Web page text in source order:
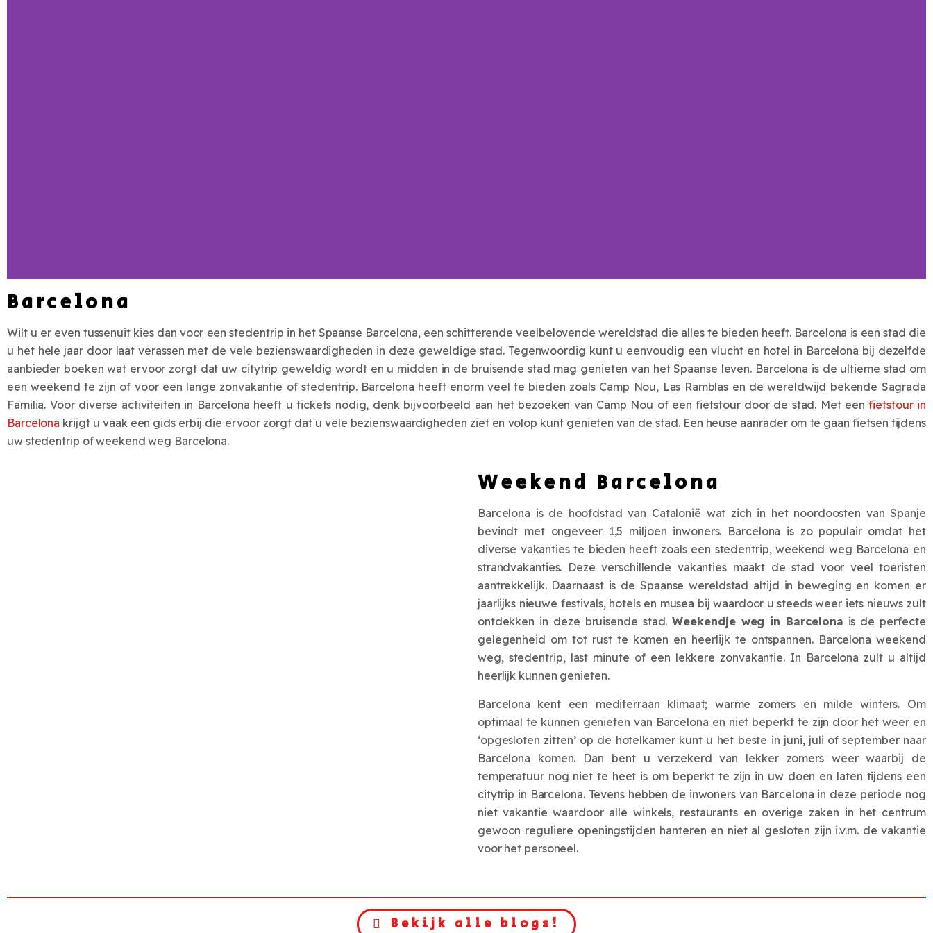
Barcelona
Wilt u er even tussenuit kies dan voor een stedentrip in het Spaanse Barcelona, een schitterende veelbelovende wereldstad die alles te bieden heeft. Barcelona is een stad die
u het hele jaar door laat verassen met de vele bezienswaardigheden in deze geweldige stad. Tegenwoordig kunt u eenvoudig een vlucht en hotel in Barcelona bij dezelfde
aanbieder boeken wat ervoor zorgt dat uw citytrip geweldig wordt en u midden in de bruisende stad mag genieten van het Spaanse leven. Barcelona is de ultieme stad om
een weekend te zijn of voor een lange zonvakantie of stedentrip. Barcelona heeft enorm veel te bieden zoals Camp Nou, Las Ramblas en de wereldwijd bekende Sagrada
Familia. Voor diverse activiteiten in Barcelona heeft u tickets nodig, denk bijvoorbeeld aan het bezoeken van Camp Nou of een fietstour door de stad. Met eenfietstour in
Barcelona krijgt u vaak een gids erbij die ervoor zorgt dat u vele bezienswaardigheden ziet en volop kunt genieten van de stad. Een heuse aanrader om te gaan fietsen tijdens
uw stedentrip of weekend weg Barcelona.
Weekend Barcelona
Barcelona is de hoofdstad van Catalonië wat zich in het noordoosten van Spanje
bevindt met ongeveer 1,5 miljoen inwoners. Barcelona is zo populair omdat het
diverse vakanties te bieden heeft zoals een stedentrip, weekend weg Barcelona en
strandvakanties. Deze verschillende vakanties maakt de stad voor veel toeristen
aantrekkelijk. Daarnaast is de Spaanse wereldstad altijd in beweging en komen er
jaarlijks nieuwe festivals, hotels en musea bij waardoor u steeds weer iets nieuws zult
ontdekken in deze bruisende stad.Weekendje weg in Barcelona is de perfecte
gelegenheid om tot rust te komen en heerlijk te ontspannen. Barcelona weekend
weg, stedentrip, last minute of een lekkere zonvakantie. In Barcelona zult u altijd
heerlijk kunnen genieten.
Barcelona kent een mediterraan klimaat; warme zomers en milde winters. Om
optimaal te kunnen genieten van Barcelona en niet beperkt te zijn door het weer en
‘opgesloten zitten’ op de hotelkamer kunt u het beste in juni, juli of september naar
Barcelona komen. Dan bent u verzekerd van lekker zomers weer waarbij de
temperatuur nog niet te heet is om beperkt te zijn in uw doen en laten tijdens een
citytrip in Barcelona. Tevens hebben de inwoners van Barcelona in deze periode nog
niet vakantie waardoor alle winkels, restaurants en overige zaken in het centrum
gewoon reguliere openingstijden hanteren en niet al gesloten zijn i.v.m. de vakantie
voor het personeel.
Bekijk alle blogs!